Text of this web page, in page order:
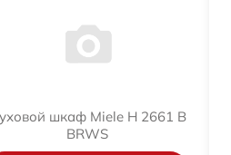
шкаф Miele H 2661 B
BRWS